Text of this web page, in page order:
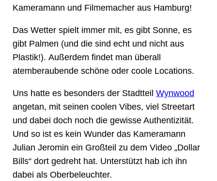
Kameramann und Filmemacher aus Hamburg!
Das Wetter spielt immer mit, es gibt Sonne, es
gibt Palmen (und die sind echt und nicht aus
Plastik!). Außerdem findet man überall
atemberaubende schöne oder coole Locations.
Uns hatte es besonders der Stadtteil Wynwood
angetan, mit seinen coolen Vibes, viel Streetart
und dabei doch noch die gewisse Authentizität.
Und so ist es kein Wunder das Kameramann
Julian Jeromin ein Großteil zu dem Video „Dollar
Bills“ dort gedreht hat. Unterstützt hab ich ihn
dabei als Oberbeleuchter.